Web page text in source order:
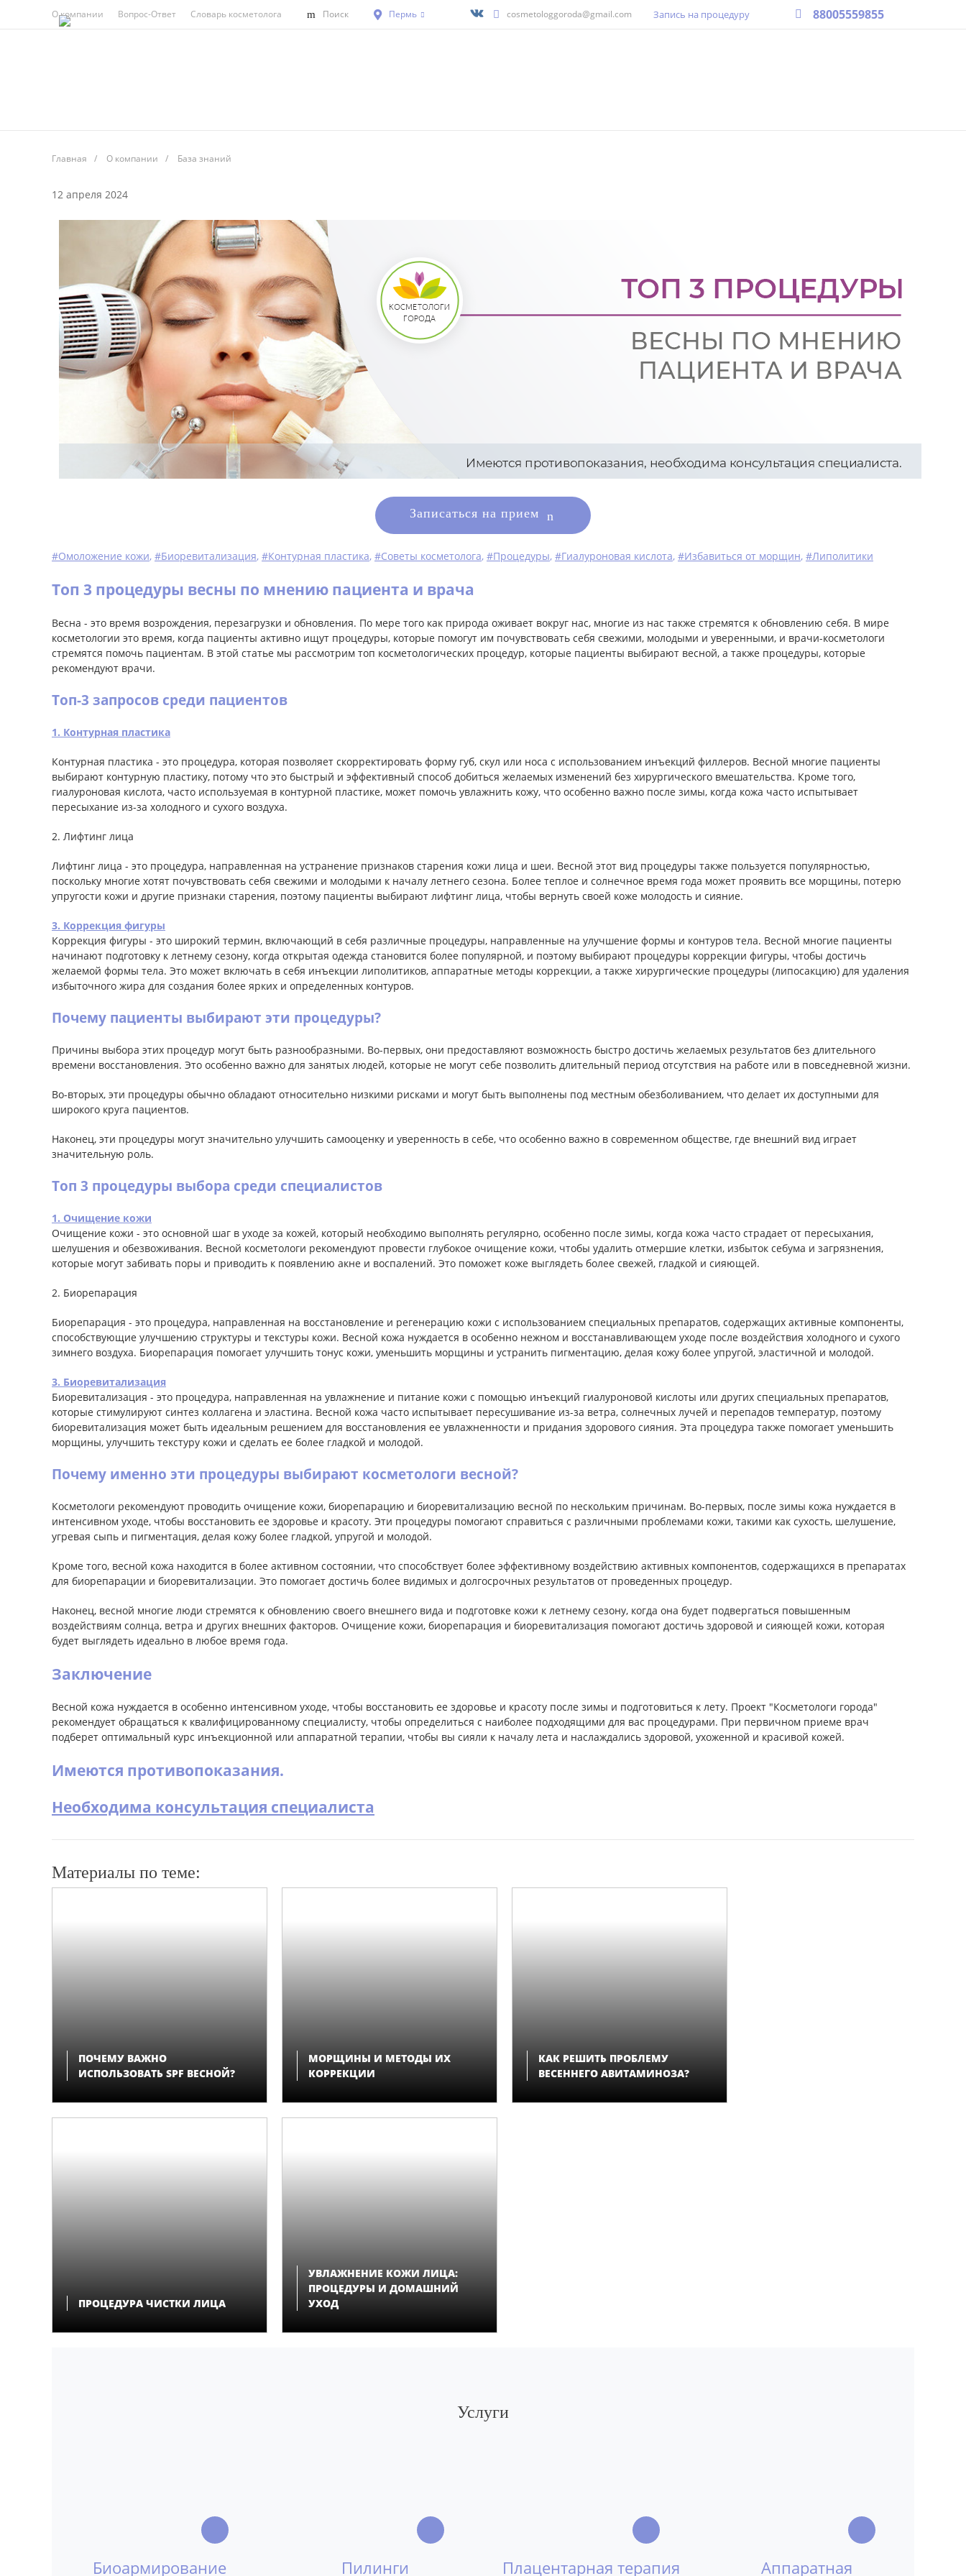
О компании Вопрос-Ответ Словарь косметолога Поиск Пермь cosmetologgoroda@gmail.com Запись на процедуру 88005559855
Главная / О компании / База знаний
12 апреля 2024
Записаться на прием
#Омоложение кожи, #Биоревитализация, #Контурная пластика, #Советы косметолога, #Процедуры, #Гиалуроновая кислота, #Избавиться от морщин, #Липолитики
Топ 3 процедуры весны по мнению пациента и врача
Весна - это время возрождения, перезагрузки и обновления. По мере того как природа оживает вокруг нас, многие из нас также стремятся к обновлению себя. В мире
косметологии это время, когда пациенты активно ищут процедуры, которые помогут им почувствовать себя свежими, молодыми и уверенными, и врачи-косметологи
стремятся помочь пациентам. В этой статье мы рассмотрим топ косметологических процедур, которые пациенты выбирают весной, а также процедуры, которые
рекомендуют врачи.
Топ-3 запросов среди пациентов
1. Контурная пластика
Контурная пластика - это процедура, которая позволяет скорректировать форму губ, скул или носа с использованием инъекций филлеров. Весной многие пациенты
выбирают контурную пластику, потому что это быстрый и эффективный способ добиться желаемых изменений без хирургического вмешательства. Кроме того,
гиалуроновая кислота, часто используемая в контурной пластике, может помочь увлажнить кожу, что особенно важно после зимы, когда кожа часто испытывает
пересыхание из-за холодного и сухого воздуха.
2. Лифтинг лица
Лифтинг лица - это процедура, направленная на устранение признаков старения кожи лица и шеи. Весной этот вид процедуры также пользуется популярностью,
поскольку многие хотят почувствовать себя свежими и молодыми к началу летнего сезона. Более теплое и солнечное время года может проявить все морщины, потерю
упругости кожи и другие признаки старения, поэтому пациенты выбирают лифтинг лица, чтобы вернуть своей коже молодость и сияние.
3. Коррекция фигуры
Коррекция фигуры - это широкий термин, включающий в себя различные процедуры, направленные на улучшение формы и контуров тела. Весной многие пациенты
начинают подготовку к летнему сезону, когда открытая одежда становится более популярной, и поэтому выбирают процедуры коррекции фигуры, чтобы достичь
желаемой формы тела. Это может включать в себя инъекции липолитиков, аппаратные методы коррекции, а также хирургические процедуры (липосакцию) для удаления
избыточного жира для создания более ярких и определенных контуров.
Почему пациенты выбирают эти процедуры?
Причины выбора этих процедур могут быть разнообразными. Во-первых, они предоставляют возможность быстро достичь желаемых результатов без длительного
времени восстановления. Это особенно важно для занятых людей, которые не могут себе позволить длительный период отсутствия на работе или в повседневной жизни.
Во-вторых, эти процедуры обычно обладают относительно низкими рисками и могут быть выполнены под местным обезболиванием, что делает их доступными для
широкого круга пациентов.
Наконец, эти процедуры могут значительно улучшить самооценку и уверенность в себе, что особенно важно в современном обществе, где внешний вид играет
значительную роль.
Топ 3 процедуры выбора среди специалистов
1. Очищение кожи
Очищение кожи - это основной шаг в уходе за кожей, который необходимо выполнять регулярно, особенно после зимы, когда кожа часто страдает от пересыхания,
шелушения и обезвоживания. Весной косметологи рекомендуют провести глубокое очищение кожи, чтобы удалить отмершие клетки, избыток себума и загрязнения,
которые могут забивать поры и приводить к появлению акне и воспалений. Это поможет коже выглядеть более свежей, гладкой и сияющей.
2. Биорепарация
Биорепарация - это процедура, направленная на восстановление и регенерацию кожи с использованием специальных препаратов, содержащих активные компоненты,
способствующие улучшению структуры и текстуры кожи. Весной кожа нуждается в особенно нежном и восстанавливающем уходе после воздействия холодного и сухого
зимнего воздуха. Биорепарация помогает улучшить тонус кожи, уменьшить морщины и устранить пигментацию, делая кожу более упругой, эластичной и молодой.
3. Биоревитализация
Биоревитализация - это процедура, направленная на увлажнение и питание кожи с помощью инъекций гиалуроновой кислоты или других специальных препаратов,
которые стимулируют синтез коллагена и эластина. Весной кожа часто испытывает пересушивание из-за ветра, солнечных лучей и перепадов температур, поэтому
биоревитализация может быть идеальным решением для восстановления ее увлажненности и придания здорового сияния. Эта процедура также помогает уменьшить
морщины, улучшить текстуру кожи и сделать ее более гладкой и молодой.
Почему именно эти процедуры выбирают косметологи весной?
Косметологи рекомендуют проводить очищение кожи, биорепарацию и биоревитализацию весной по нескольким причинам. Во-первых, после зимы кожа нуждается в
интенсивном уходе, чтобы восстановить ее здоровье и красоту. Эти процедуры помогают справиться с различными проблемами кожи, такими как сухость, шелушение,
угревая сыпь и пигментация, делая кожу более гладкой, упругой и молодой.
Кроме того, весной кожа находится в более активном состоянии, что способствует более эффективному воздействию активных компонентов, содержащихся в препаратах
для биорепарации и биоревитализации. Это помогает достичь более видимых и долгосрочных результатов от проведенных процедур.
Наконец, весной многие люди стремятся к обновлению своего внешнего вида и подготовке кожи к летнему сезону, когда она будет подвергаться повышенным
воздействиям солнца, ветра и других внешних факторов. Очищение кожи, биорепарация и биоревитализация помогают достичь здоровой и сияющей кожи, которая
будет выглядеть идеально в любое время года.
Заключение
Весной кожа нуждается в особенно интенсивном уходе, чтобы восстановить ее здоровье и красоту после зимы и подготовиться к лету. Проект "Косметологи города"
рекомендует обращаться к квалифицированному специалисту, чтобы определиться с наиболее подходящими для вас процедурами. При первичном приеме врач
подберет оптимальный курс инъекционной или аппаратной терапии, чтобы вы сияли к началу лета и наслаждались здоровой, ухоженной и красивой кожей.
Имеются противопоказания.
Необходима консультация специалиста
Материалы по теме:
ПОЧЕМУ ВАЖНО
ИСПОЛЬЗОВАТЬ SPF ВЕСНОЙ?
МОРЩИНЫ И МЕТОДЫ ИХ
КОРРЕКЦИИ
КАК РЕШИТЬ ПРОБЛЕМУ
ВЕСЕННЕГО АВИТАМИНОЗА?
ПРОЦЕДУРА ЧИСТКИ ЛИЦА
УВЛАЖНЕНИЕ КОЖИ ЛИЦА:
ПРОЦЕДУРЫ И ДОМАШНИЙ
УХОД
Услуги
Биоармирование Пилинги Плацентарная терапия Аппаратная